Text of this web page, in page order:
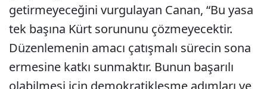
getirmeyeceğini vurgulayan Canan, “Bu yasa
tek başına Kürt sorununu çözmeyecektir.
Düzenlemenin amacı çatışmalı sürecin sona
ermesine katkı sunmaktır. Bunun başarılı